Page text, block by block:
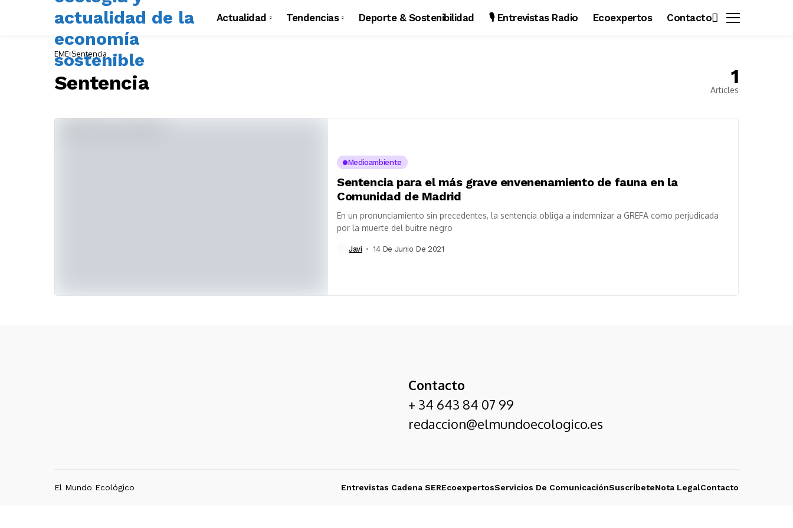
Actualidad Tendencias Deporte & Sostenibilidad 🎙️ Entrevistas Radio Ecoexpertos Contacto
EME Sentencia
Sentencia 1
Articles
Medioambiente
Sentencia para el más grave envenenamiento de fauna en la
Comunidad de Madrid
En un pronunciamiento sin precedentes, la sentencia obliga a indemnizar a GREFA como perjudicada
por la muerte del buitre negro
Javi 14 De Junio De 2021
Contacto
+ 34 643 84 07 99
redaccion@elmundoecologico.es
El Mundo Ecológico Entrevistas Cadena SEREcoexpertosServicios De ComunicaciónSuscríbeteNota LegalContacto